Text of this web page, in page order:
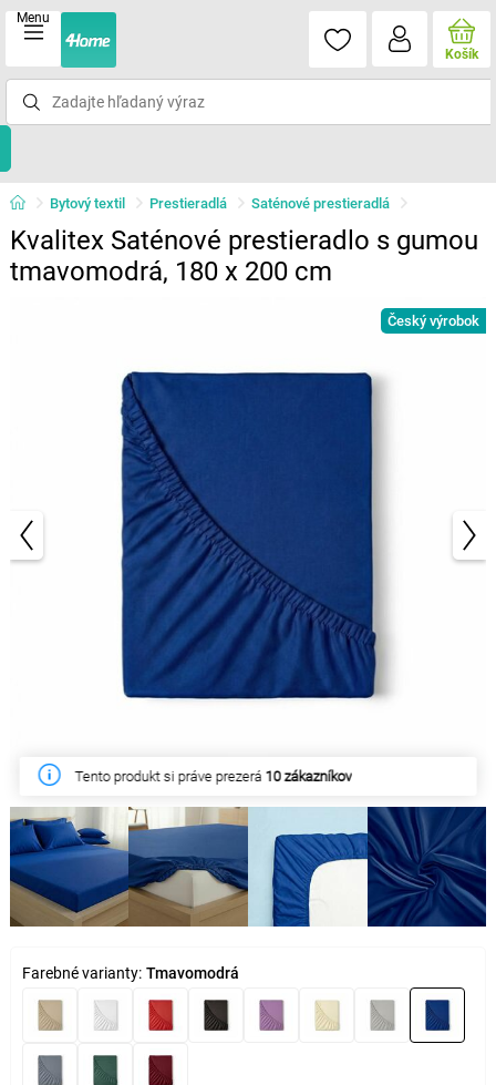
Menu
Košík
Bytový textil Prestieradlá Saténové prestieradlá
Kvalitex Saténové prestieradlo s gumou
tmavomodrá, 180 x 200 cm
Český výrobok
Tento týždeň zakúpilo21 zákazníkov
Farebné varianty: Tmavomodrá